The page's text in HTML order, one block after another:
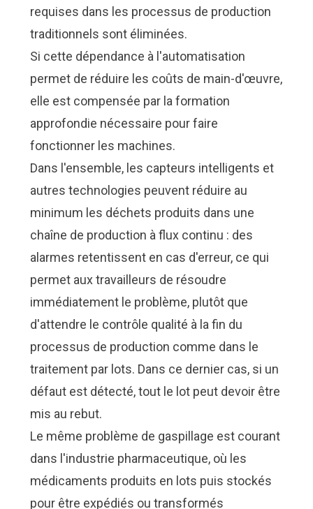
requises dans les processus de production
traditionnels sont éliminées.
Si cette dépendance à l'automatisation
permet de réduire les coûts de main-d'œuvre,
elle est compensée par la formation
approfondie nécessaire pour faire
fonctionner les machines.
Dans l'ensemble, les capteurs intelligents et
autres technologies peuvent réduire au
minimum les déchets produits dans une
chaîne de production à flux continu : des
alarmes retentissent en cas d'erreur, ce qui
permet aux travailleurs de résoudre
immédiatement le problème, plutôt que
d'attendre le contrôle qualité à la fin du
processus de production comme dans le
traitement par lots. Dans ce dernier cas, si un
défaut est détecté, tout le lot peut devoir être
mis au rebut.
Le même problème de gaspillage est courant
dans l'industrie pharmaceutique, où les
médicaments produits en lots puis stockés
pour être expédiés ou transformés